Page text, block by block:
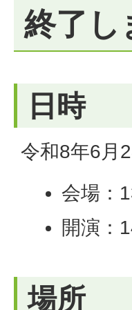
終了し
日時
令和8年6月
会場：
開演：
場所